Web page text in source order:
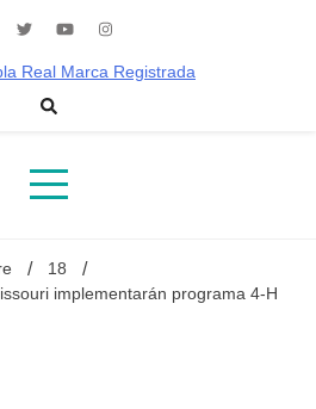
México y el mundo
18
implementarán programa 4-H